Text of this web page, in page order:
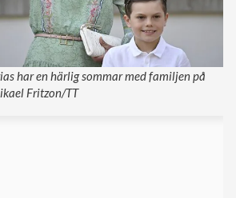
har en härlig sommar med familjen på
Fritzon/TT